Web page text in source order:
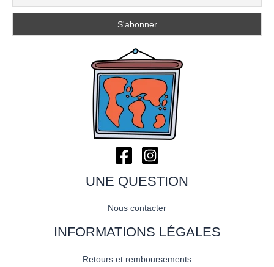
UNE QUESTION
Nous contacter
INFORMATIONS LÉGALES
Retours et remboursements